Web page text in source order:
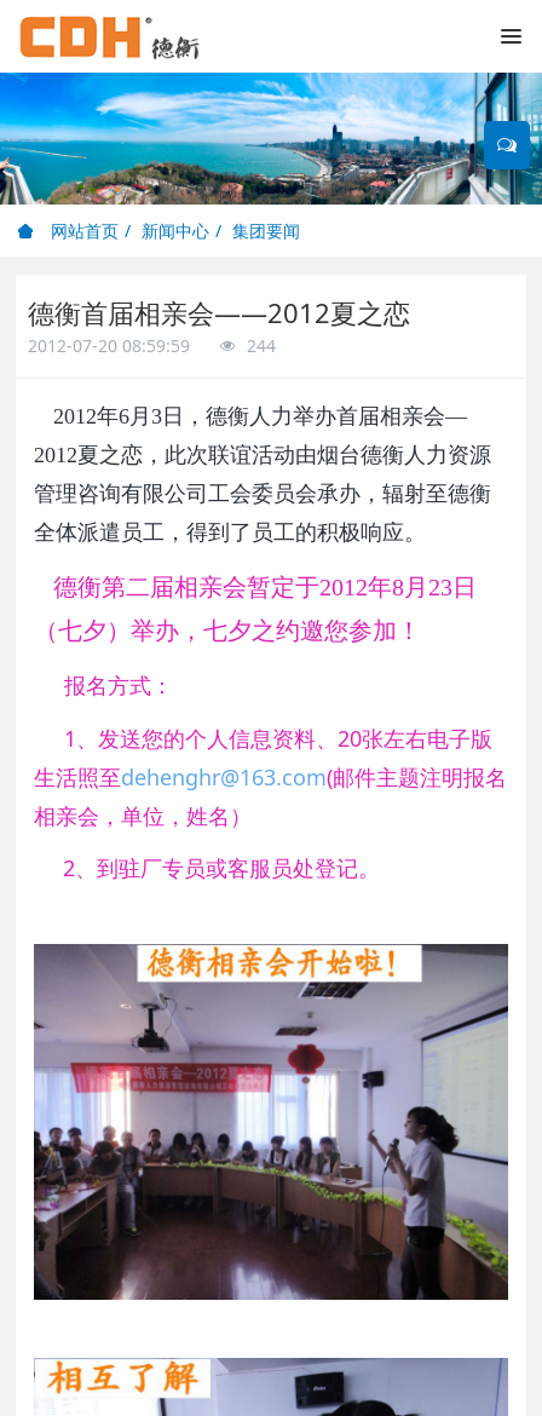
网站首页 新闻中心 集团要闻
德衡首届相亲会——2012夏之恋
2012-07-20 08:59:59 244
2012年6月3日，德衡人力举办首届相亲会—
2012夏之恋，此次联谊活动由烟台德衡人力资源
管理咨询有限公司工会委员会承办，辐射至德衡
全体派遣员工，得到了员工的积极响应。
德衡第二届相亲会暂定于2012年8月23日
（七夕）举办，七夕之约邀您参加！
报名方式：
1、发送您的个人信息资料、20张左右电子版
生活照至dehenghr@163.com(邮件主题注明报名
相亲会，单位，姓名）
2、到驻厂专员或客服员处登记。